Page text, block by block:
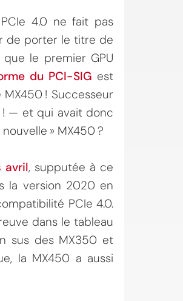
4.0 ne fait pas
de porter le titre de
que le premier GPU
du PCI-SIG est
! Successeur
! — et qui avait donc
» MX450 ?
avril, supputée à ce
la version 2020 en
PCIe 4.0.
dans le tableau
sus des MX350 et
la MX450 a aussi